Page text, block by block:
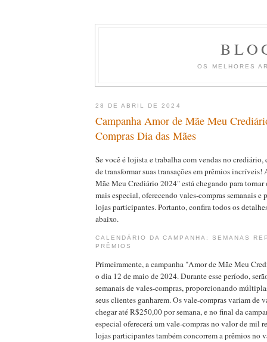
OS MELHORES
28 DE ABRIL DE 2024
Campanha Amor de Mãe Meu
Compras Dia das Mães
Se você é lojista e trabalha com vendas no
de transformar suas transações em prêmios
Mãe Meu Crediário 2024" está chegando para tornar
mais especial, oferecendo vales-compras semanais e
lojas participantes. Portanto, confira todos os
abaixo.
CALENDÁRIO DA CAMPANHA: SEMANAS
PRÊMIOS
Primeiramente, a campanha "Amor de Mãe Meu
o dia 12 de maio de 2024. Durante esse período,
semanais de vales-compras, proporcionando
seus clientes ganharem. Os vale-compras variam de
chegar até R$250,00 por semana, e no final da
especial oferecerá um vale-compras no valor de mil
lojas participantes também concorrem a prêmios no